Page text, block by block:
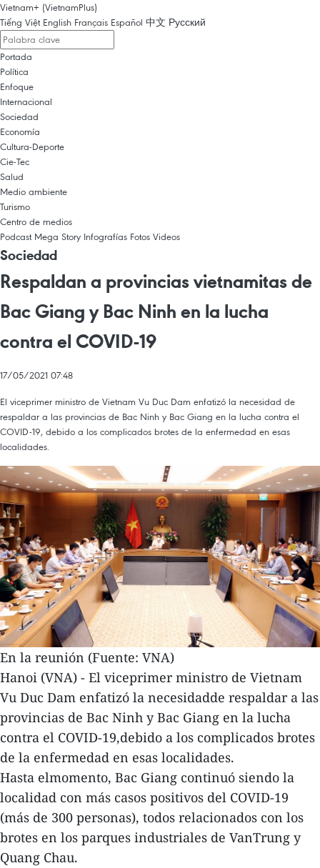
Vietnam+ (VietnamPlus)
Tiếng Việt English Français Español 中文 Русский
Portada
Política
Enfoque
Internacional
Sociedad
Economía
Cultura-Deporte
Cie-Tec
Salud
Medio ambiente
Turismo
Centro de medios
Podcast Mega Story Infografías Fotos Videos
Sociedad
Respaldan a provincias vietnamitas de
Bac Giang y Bac Ninh en la lucha
contra el COVID-19
17/05/2021 07:48
El viceprimer ministro de Vietnam Vu Duc Dam enfatizó la necesidad de
respaldar a las provincias de Bac Ninh y Bac Giang en la lucha contra el
COVID-19, debido a los complicados brotes de la enfermedad en esas
localidades.
En la reunión (Fuente: VNA)
Hanoi (VNA) - El viceprimer ministro de Vietnam
Vu Duc Dam enfatizó la necesidadde respaldar a las
provincias de Bac Ninh y Bac Giang en la lucha
contra el COVID-19,debido a los complicados brotes
de la enfermedad en esas localidades.
Hasta elmomento, Bac Giang continuó siendo la
localidad con más casos positivos del COVID-19
(más de 300 personas), todos relacionados con los
brotes en los parques industriales de VanTrung y
Quang Chau.